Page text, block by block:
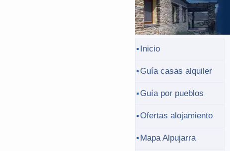
Inicio
Guía casas alquiler
Guía por pueblos
Ofertas alojamiento
Mapa Alpujarra